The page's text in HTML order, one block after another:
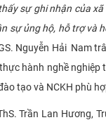
sự ghi nhận của
sự ủng hộ, hỗ trợ
Nguyễn Hải Nam
hành nghề
tạo và NCKH phù
Trần Lan Hương,